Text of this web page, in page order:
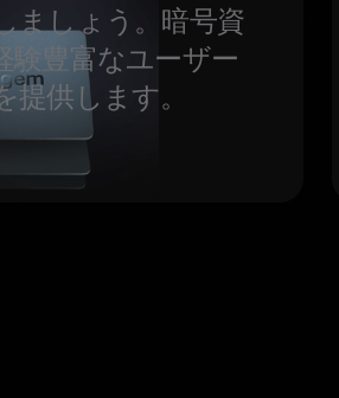
ましょう。暗号資
験豊富なユーザー
供します。